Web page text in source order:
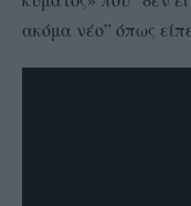
ακόμα νέο” όπως είπε